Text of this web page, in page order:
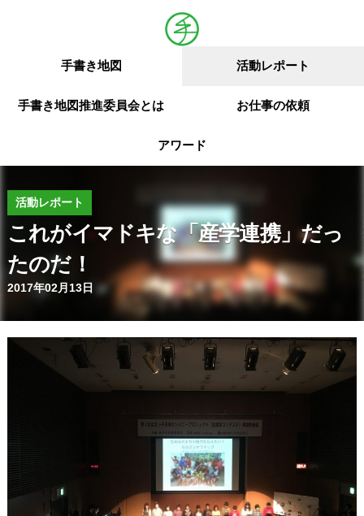
手書き地図 活動レポート
手書き地図推進委員会とは お仕事の依頼
アワード
活動レポート
これがイマドキな「産学連携」だっ
たのだ！
2017年02月13日